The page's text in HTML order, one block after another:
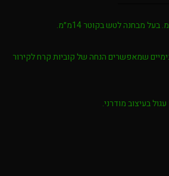
שמאפשרים הנחה של קוביות קרח לקירור
בעיצוב מודרני.